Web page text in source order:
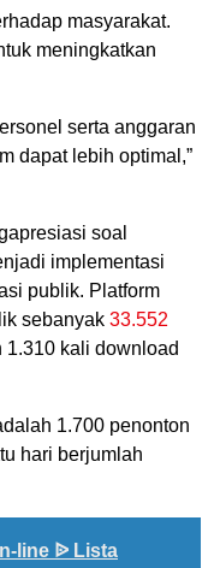
masyarakat.
meningkatkan
serta anggaran
dapat lebih optimal,”
soal
implementasi
publik. Platform
sebanyak 33.552
1.310 kali download
1.700 penonton
hari berjumlah
line ᐉ Lista